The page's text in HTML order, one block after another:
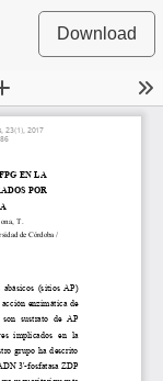
Download